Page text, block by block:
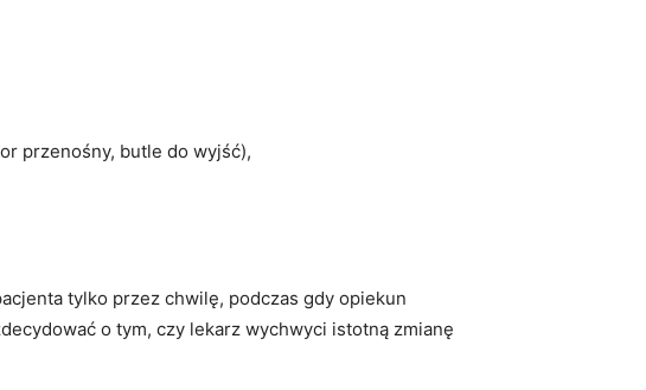
przenośny, butle do wyjść),
tylko przez chwilę, podczas gdy opiekun
o tym, czy lekarz wychwyci istotną zmianę